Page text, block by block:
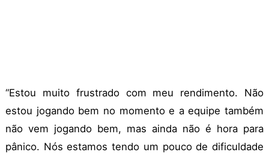
“Estou muito frustrado com meu rendimento. Não
estou jogando bem no momento e a equipe também
não vem jogando bem, mas ainda não é hora para
pânico. Nós estamos tendo um pouco de dificuldade